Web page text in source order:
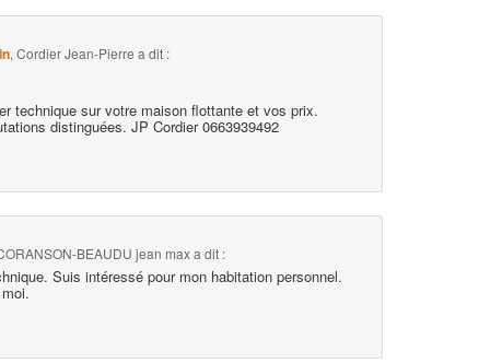
,Cordier Jean-Pierre a dit :
technique sur votre maison flottante et vos prix.
distinguées. JP Cordier 0663939492
BEAUDU jean maxa dit :
Suis intéressé pour mon habitation personnel.